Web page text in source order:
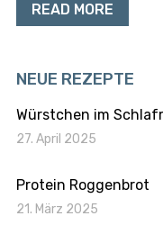
READ MORE
NEUE REZEPTE
Würstchen im
27. April 2025
Protein Roggenbrot
21. März 2025